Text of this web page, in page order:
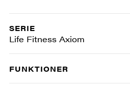
SERIE
Life Fitness Axiom
FUNKTIONER